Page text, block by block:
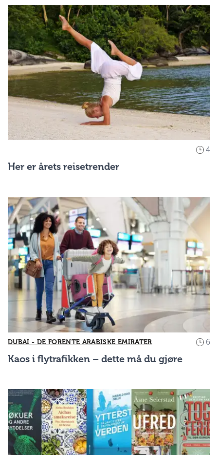
4
Her er årets reisetrender
DUBAI - DE FORENTE ARABISKE EMIRATER 6
Kaos i flytrafikken – dette må du gjøre